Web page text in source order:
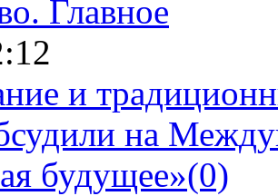
Главное
и
на
будущее»(0)